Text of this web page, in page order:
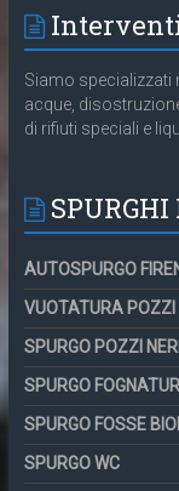
Siamo specializzati
acque,
di rifiuti speciali e
SPURGHI
AUTOSPURGO
VUOTATURA POZZI
SPURGO POZZI NERI
SPURGO
SPURGO FOSSE
SPURGO WC